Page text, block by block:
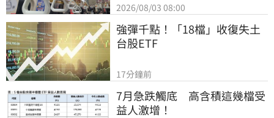
2026/08/03 08:00
強彈千點！「18檔」收復失土
台股ETF
17分鐘前
7月急跌觸底　高含積這幾檔受
益人激增！